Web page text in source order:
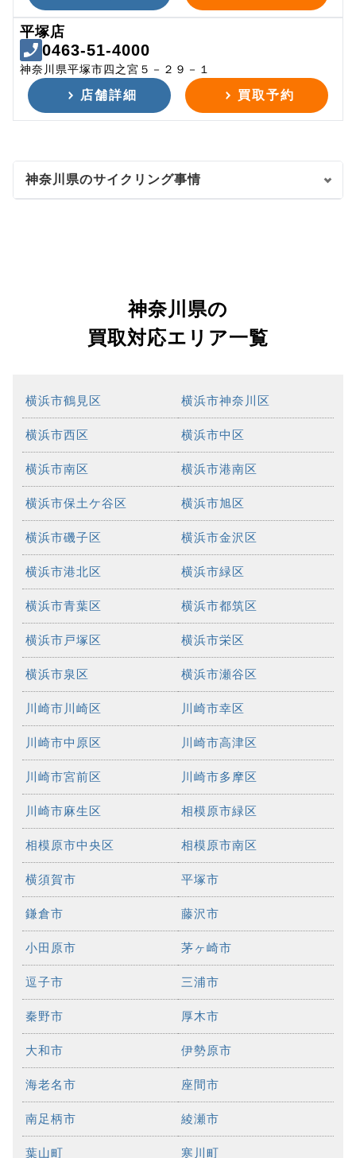
平塚店
0463-51-4000
神奈川県平塚市四之宮５－２９－１
店舗詳細 買取予約
神奈川県のサイクリング事情
神奈川県の
買取対応エリア一覧
横浜市鶴見区 横浜市神奈川区
横浜市西区 横浜市中区
横浜市南区 横浜市港南区
横浜市保土ケ谷区 横浜市旭区
横浜市磯子区 横浜市金沢区
横浜市港北区 横浜市緑区
横浜市青葉区 横浜市都筑区
横浜市戸塚区 横浜市栄区
横浜市泉区 横浜市瀬谷区
川崎市川崎区 川崎市幸区
川崎市中原区 川崎市高津区
川崎市宮前区 川崎市多摩区
川崎市麻生区 相模原市緑区
相模原市中央区 相模原市南区
横須賀市 平塚市
鎌倉市 藤沢市
小田原市 茅ヶ崎市
逗子市 三浦市
秦野市 厚木市
大和市 伊勢原市
海老名市 座間市
南足柄市 綾瀬市
葉山町 寒川町